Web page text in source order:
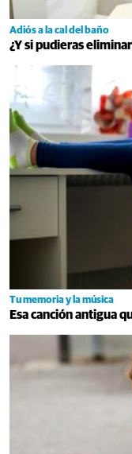
Adiós a la cal del baño
¿Y si pudieras
Tu memoria y la música
Esa canción antigua